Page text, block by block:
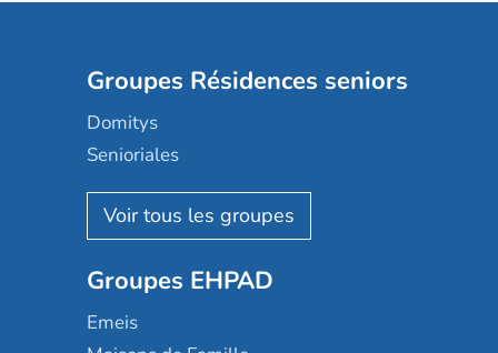
Groupes Résidences seniors
Domitys
Senioriales
Nohée
Les Résidentiels
Mobicap
Domusvi
Groupes EHPAD
Emeis